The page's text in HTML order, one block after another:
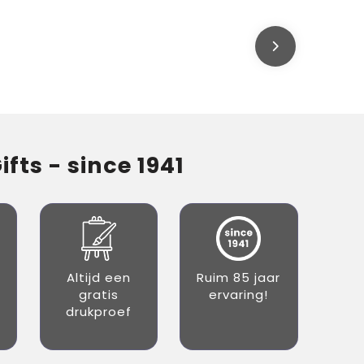
- since 1941
Altijd een
gratis
drukproef
Ruim 85 jaar
ervaring!